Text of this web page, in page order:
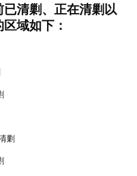
清剿、正在清剿以
域如下：
剿